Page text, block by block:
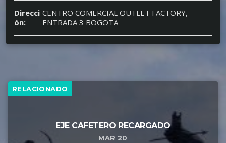
Direcci
ón:
CENTRO COMERCIAL OUTLET FACTORY,
ENTRADA 3 BOGOTA
RELACIONADO
EJE CAFETERO RECARGADO
MAR 20